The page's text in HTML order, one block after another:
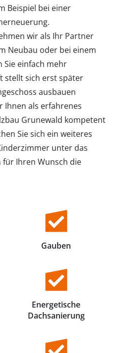
Beispiel bei einer
wir als Ihr Partner
Neubau oder bei einem
Sie einfach mehr
stellt sich erst später
ausbauen
Ihnen als erfahrenes
Grunewald kompetent
Sie sich ein weiteres
unter das
für Ihren Wunsch die
Gauben
Energetische
Dachsanierung